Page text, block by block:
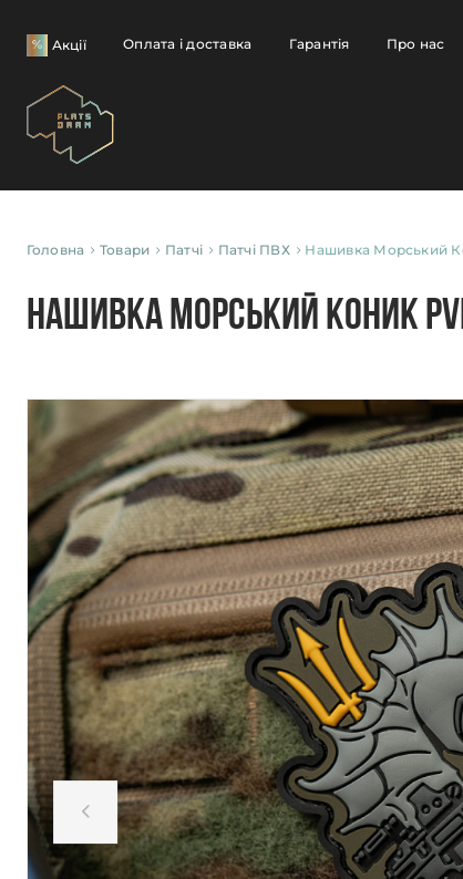
Акції Оплата і доставка Гарантія Про нас
Головна Товари Патчі Патчі ПВХ Нашивка Морський
Нашивка Морський Коник